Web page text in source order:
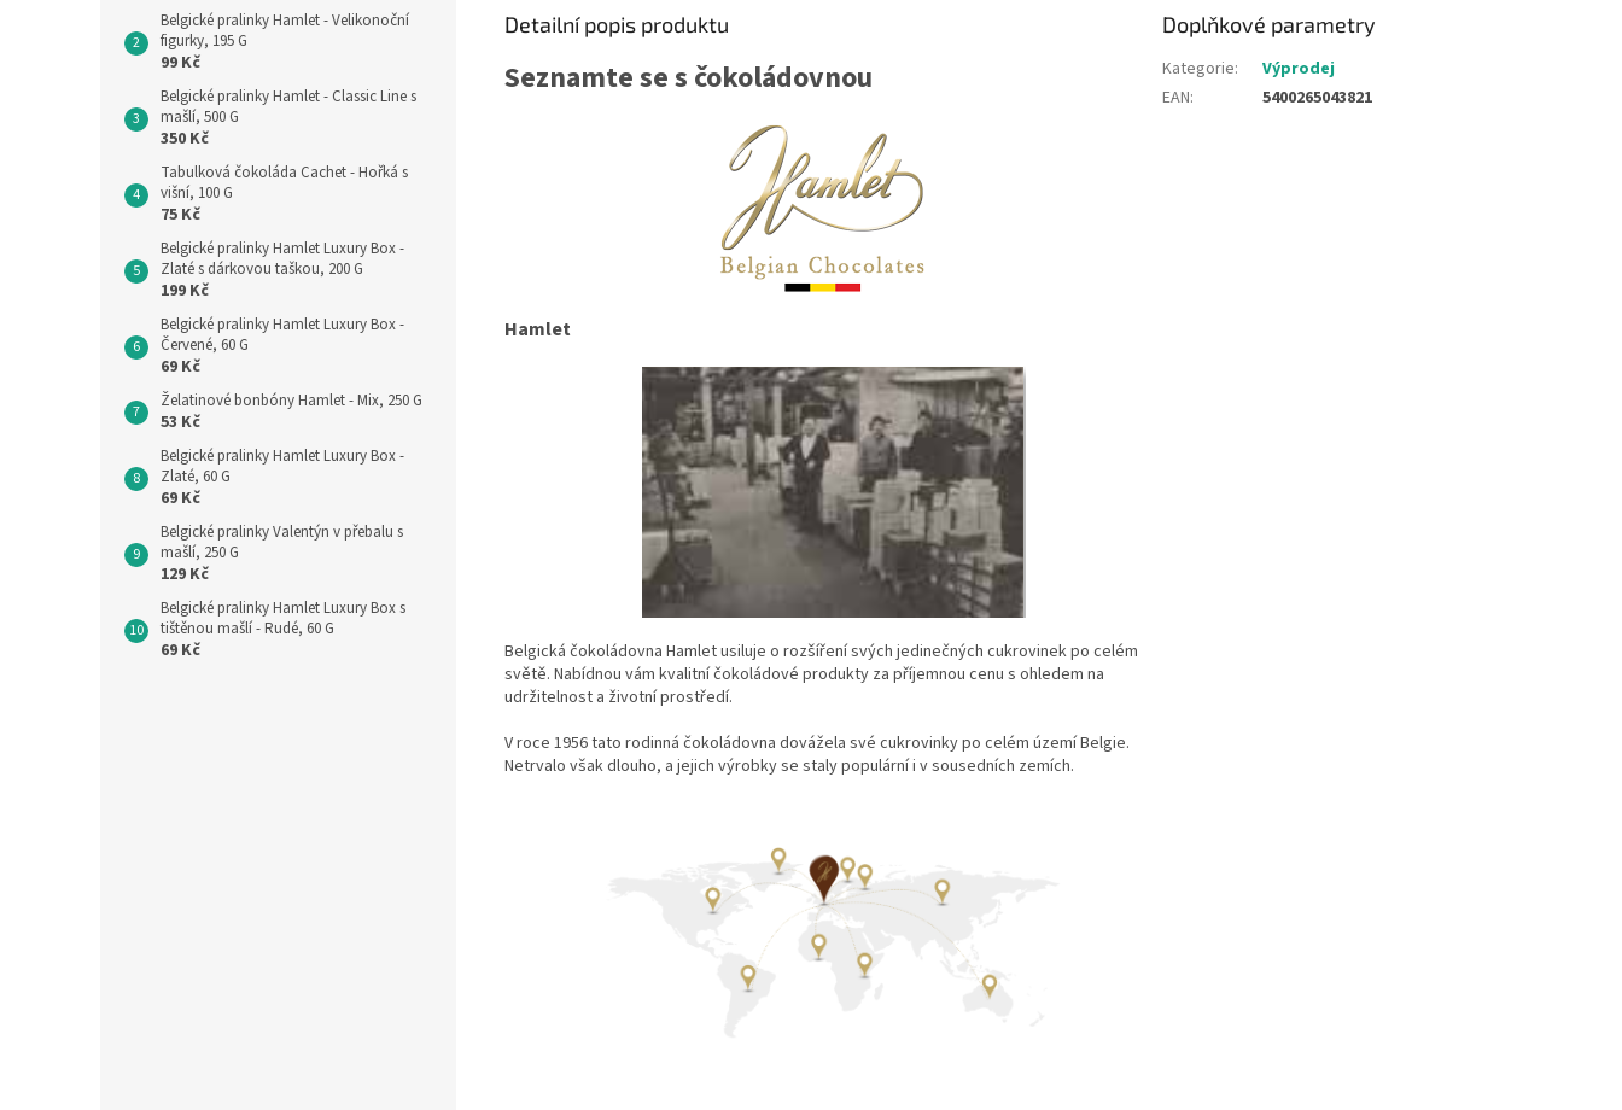
Belgické pralinky Hamlet - Velikonoční
figurky, 195 G
99 Kč
Belgické pralinky Hamlet - Classic Line s
mašlí, 500 G
350 Kč
Tabulková čokoláda Cachet - Hořká s
višní, 100 G
75 Kč
Belgické pralinky Hamlet Luxury Box -
Zlaté s dárkovou taškou, 200 G
199 Kč
Belgické pralinky Hamlet Luxury Box -
Červené, 60 G
69 Kč
Želatinové bonbóny Hamlet - Mix, 250 G
53 Kč
Belgické pralinky Hamlet Luxury Box -
Zlaté, 60 G
69 Kč
Belgické pralinky Valentýn v přebalu s
mašlí, 250 G
129 Kč
Belgické pralinky Hamlet Luxury Box s
tištěnou mašlí - Rudé, 60 G
69 Kč
Detailní popis produktu
Seznamte se s čokoládovnou
Hamlet
Belgická čokoládovna Hamlet usiluje o rozšíření svých jedinečných cukrovinek po celém
světě. Nabídnou vám kvalitní čokoládové produkty za příjemnou cenu s ohledem na
udržitelnost a životní prostředí.
V roce 1956 tato rodinná čokoládovna dovážela své cukrovinky po celém území Belgie.
Netrvalo však dlouho, a jejich výrobky se staly populární i v sousedních zemích.
Doplňkové parametry
Kategorie:
Výprodej
EAN: 5400265043821